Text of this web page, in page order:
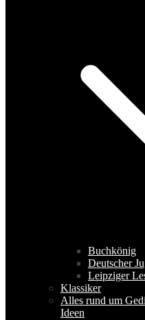
Buchkönig
Deutscher
Leipziger
Klassiker
Alles rund um
Ideen